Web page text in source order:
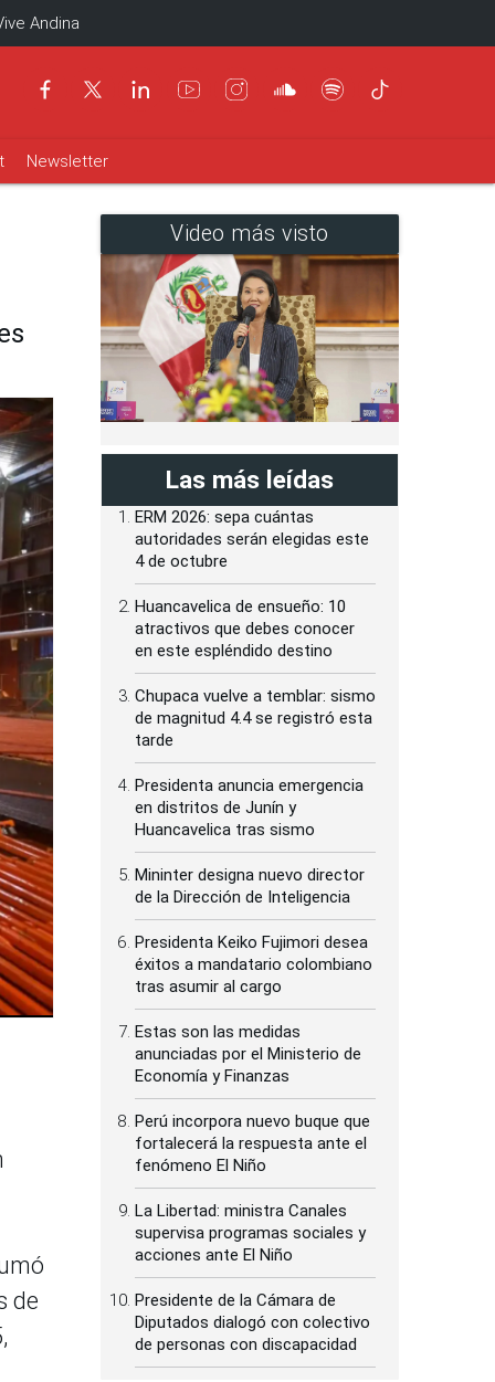
Andina
Newsletter
de
Video más visto
Las más leídas
ERM 2026: sepa cuántas
autoridades serán elegidas este
4 de octubre
Huancavelica de ensueño: 10
atractivos que debes conocer
en este espléndido destino
Chupaca vuelve a temblar: sismo
de magnitud 4.4 se registró esta
tarde
Presidenta anuncia emergencia
en distritos de Junín y
Huancavelica tras sismo
Mininter designa nuevo director
de la Dirección de Inteligencia
Presidenta Keiko Fujimori desea
éxitos a mandatario colombiano
tras asumir al cargo
Estas son las medidas
anunciadas por el Ministerio de
Economía y Finanzas
Perú incorpora nuevo buque que
fortalecerá la respuesta ante el
fenómeno El Niño
La Libertad: ministra Canales
supervisa programas sociales y
acciones ante El Niño
Presidente de la Cámara de
Diputados dialogó con colectivo
de personas con discapacidad